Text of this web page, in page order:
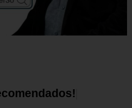
comendados!